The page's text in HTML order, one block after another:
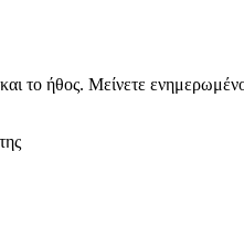
το ήθος. Μείνετε